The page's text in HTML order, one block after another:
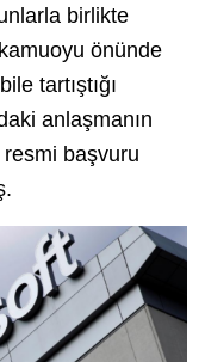
birlikte
önünde
tartıştığı
anlaşmanın
başvuru